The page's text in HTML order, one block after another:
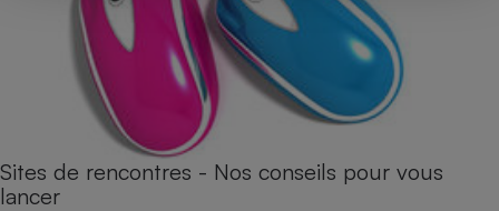
Sites de rencontres - Nos conseils pour vous
lancer